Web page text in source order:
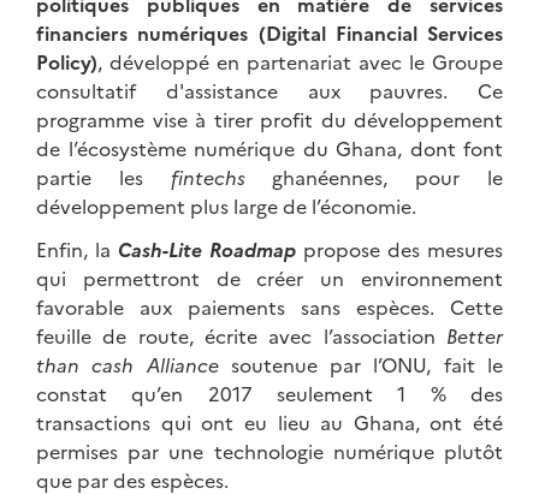
financiers numériques (Digital Financial Services
Policy), développé en partenariat avec le Groupe
consultatif d'assistance aux pauvres. Ce
programme vise à tirer profit du développement
de l’écosystème numérique du Ghana, dont font
partie les fintechsghanéennes, pour le
développement plus large de l’économie.
Enfin, la Cash-Lite Roadmap propose des mesures
qui permettront de créer un environnement
favorable aux paiements sans espèces. Cette
feuille de route, écrite avec l’association Better
than cash Alliancesoutenue par l’ONU, fait le
constat qu’en 2017 seulement 1 % des
transactions qui ont eu lieu au Ghana, ont été
permises par une technologie numérique plutôt
que par des espèces.